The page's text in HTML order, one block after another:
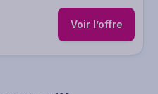
Voir l’offre